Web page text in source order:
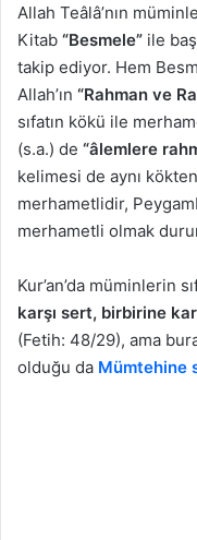
Allah Teâlâ’nın
Kitab “Besmele” ile
takip ediyor. Hem
Allah’ın “Rahman ve
sıfatın kökü ile
(s.a.) de “âlemlere
kelimesi de aynı
merhametlidir,
merhametli olmak
Kur’an’da müminlerin
karşı sert, birbirine
(Fetih: 48/29), ama
olduğu da Mümtehine